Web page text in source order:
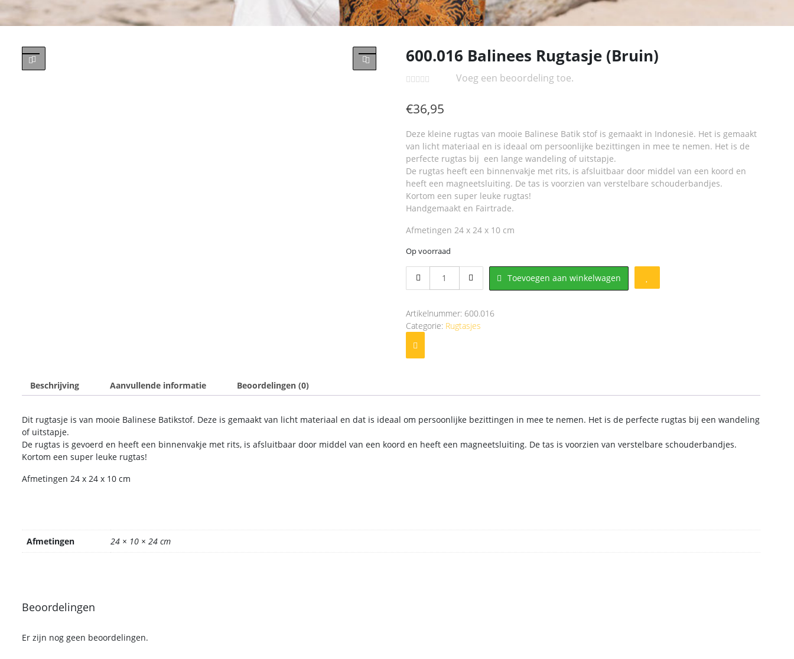
600.016 Balinees Rugtasje (Bruin)
Voeg een beoordeling toe.
€36,95
Deze kleine rugtas van mooie Balinese Batik stof is gemaakt in Indonesië. Het is gemaakt
van licht materiaal en is ideaal om persoonlijke bezittingen in mee te nemen. Het is de
perfecte rugtas bij een lange wandeling of uitstapje.
De rugtas heeft een binnenvakje met rits, is afsluitbaar door middel van een koord en
heeft een magneetsluiting. De tas is voorzien van verstelbare schouderbandjes.
Kortom een super leuke rugtas!
Handgemaakt en Fairtrade.
Afmetingen 24 x 24 x 10 cm
Op voorraad
Balinees
aantal
Toevoegen aan winkelwagen
Artikelnummer: 600.016
Categorie: Rugtasjes
Beschrijving Aanvullende informatie Beoordelingen (0)
Dit rugtasje is van mooie Balinese Batikstof. Deze is gemaakt van licht materiaal en dat is ideaal om persoonlijke bezittingen in mee te nemen. Het is de perfecte rugtas bij een wandeling
of uitstapje.
De rugtas is gevoerd en heeft een binnenvakje met rits, is afsluitbaar door middel van een koord en heeft een magneetsluiting. De tas is voorzien van verstelbare schouderbandjes.
Kortom een super leuke rugtas!
Afmetingen 24 x 24 x 10 cm
Afmetingen 24 × 10 × 24 cm
Beoordelingen
Er zijn nog geen beoordelingen.